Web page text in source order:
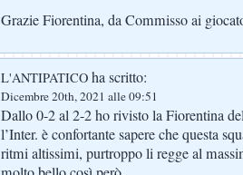
Grazie Fiorentina, da Commisso ai
L'ANTIPATICO ha scritto:
Dicembre 20th, 2021 alle 09:51
Dallo 0-2 al 2-2 ho rivisto la Fiorentina
l’Inter. è confortante sapere che questa
ritmi altissimi, purtroppo li regge al